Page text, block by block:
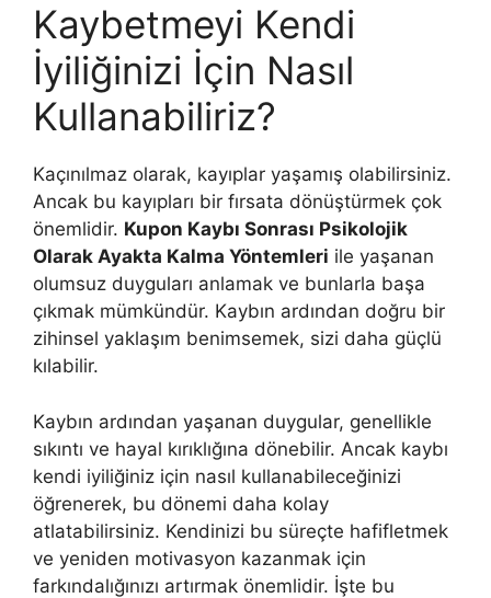
Kaybetmeyi Kendi
İyiliğinizi İçin Nasıl
Kullanabiliriz?
Kaçınılmaz olarak, kayıplar yaşamış olabilirsiniz.
Ancak bu kayıpları bir fırsata dönüştürmek çok
önemlidir. Kupon Kaybı Sonrası Psikolojik
Olarak Ayakta Kalma Yöntemleri ile yaşanan
olumsuz duyguları anlamak ve bunlarla başa
çıkmak mümkündür. Kaybın ardından doğru bir
zihinsel yaklaşım benimsemek, sizi daha güçlü
kılabilir.
Kaybın ardından yaşanan duygular, genellikle
sıkıntı ve hayal kırıklığına dönebilir. Ancak kaybı
kendi iyiliğiniz için nasıl kullanabileceğinizi
öğrenerek, bu dönemi daha kolay
atlatabilirsiniz. Kendinizi bu süreçte hafifletmek
ve yeniden motivasyon kazanmak için
farkındalığınızı artırmak önemlidir. İşte bu